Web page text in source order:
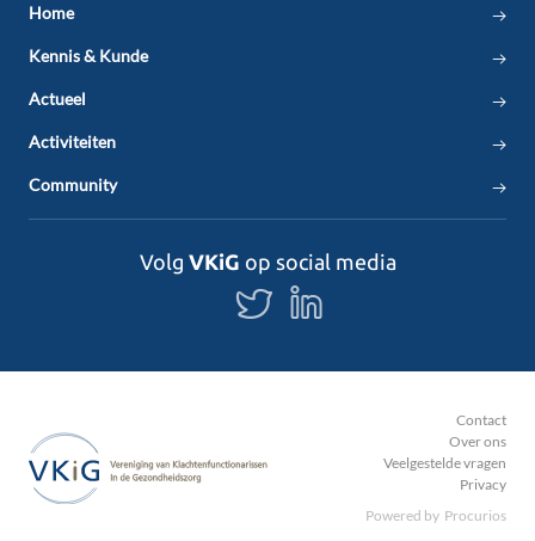
Home
Kennis & Kunde
Actueel
Activiteiten
Community
Volg VKiG op social media
Volg
ons
Contact
Over ons
Veelgestelde vragen
Privacy
Powered by Procurios